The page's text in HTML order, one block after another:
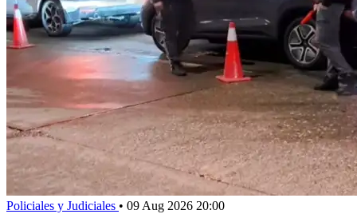
Policiales y Judiciales • 09 Aug 2026 20:00